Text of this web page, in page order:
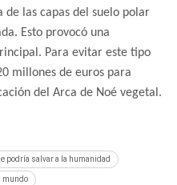
de las capas del suelo polar
Esto provocó una
Para evitar este tipo
millones de euros para
del Arca de Noé vegetal.
podría salvar a la humanidad
mundo